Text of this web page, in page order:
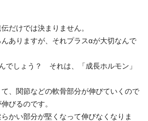
だけでは決まりません。
ありますが、それプラスαが大切なんで
でしょう？ それは、「成長ホルモン」
、関節などの軟骨部分が伸びていくので
びるのです。
かい部分が堅くなって伸びなくなりま